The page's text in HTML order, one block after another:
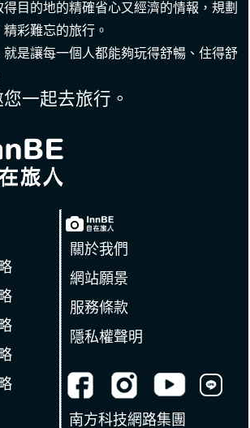
目的地的精確省心又經濟的情報，規劃
彩難忘的旅行。
是讓每一個人都能夠玩得舒暢、住得舒
一起去旅行。
關於我們
網站願景
服務條款
隱私權聲明
南方科技網路集團